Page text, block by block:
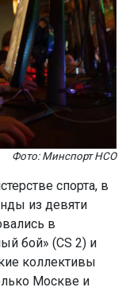
спорта, в
из девяти
в
бой» (CS 2) и
коллективы
Москве и
по CS 2
2 серебро
Второй
дивизиона